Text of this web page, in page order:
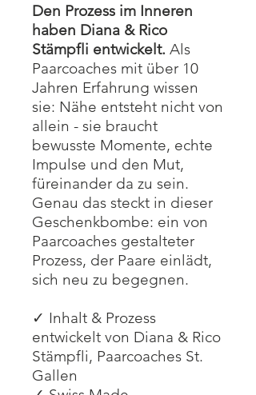
Den Prozess im Inneren
haben Diana & Rico
Stämpfli entwickelt. Als
Paarcoaches mit über 10
Jahren Erfahrung wissen
sie: Nähe entsteht nicht von
allein - sie braucht
bewusste Momente, echte
Impulse und den Mut,
füreinander da zu sein.
Genau das steckt in dieser
Geschenkbombe: ein von
Paarcoaches gestalteter
Prozess, der Paare einlädt,
sich neu zu begegnen.
✓ Inhalt & Prozess
entwickelt von Diana & Rico
Stämpfli, Paarcoaches St.
Gallen